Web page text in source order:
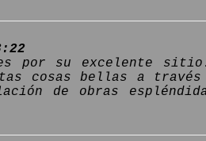
por su excelente
cosas bellas a
de obras